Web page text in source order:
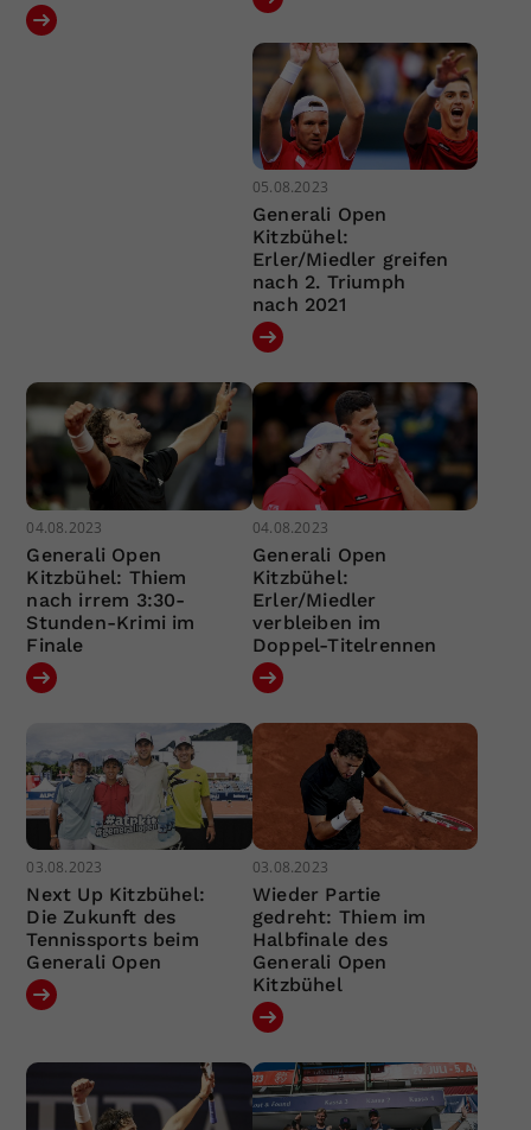
05.08.2023
Generali Open
Kitzbühel:
Erler/Miedler greifen
nach 2. Triumph
nach 2021
04.08.2023
Generali Open
Kitzbühel: Thiem
nach irrem 3:30-
Stunden-Krimi im
Finale
04.08.2023
Generali Open
Kitzbühel:
Erler/Miedler
verbleiben im
Doppel-Titelrennen
03.08.2023
Next Up Kitzbühel:
Die Zukunft des
Tennissports beim
Generali Open
03.08.2023
Wieder Partie
gedreht: Thiem im
Halbfinale des
Generali Open
Kitzbühel